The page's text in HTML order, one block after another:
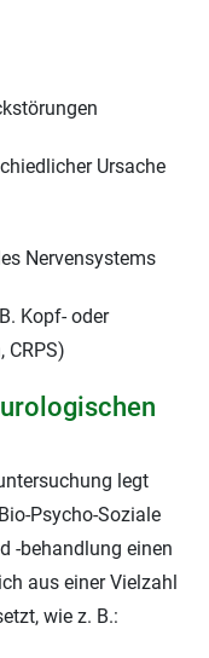
Ursache
Nervensystems
Kopf- oder
CRPS)
legt
Psycho-Soziale
-behandlung einen
aus einer Vielzahl
wie z. B.: